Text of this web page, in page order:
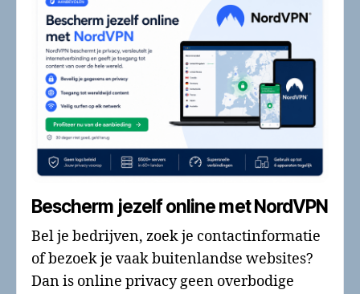
Bescherm jezelf online met NordVPN
Bel je bedrijven, zoek je contactinformatie
of bezoek je vaak buitenlandse websites?
Dan is online privacy geen overbodige